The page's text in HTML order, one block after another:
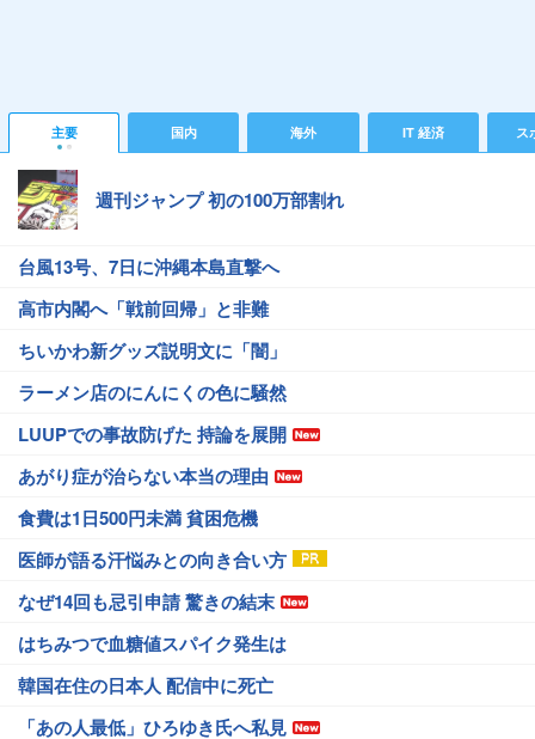
主要 国内 海外 IT 経済 ス
週刊ジャンプ 初の100万部割れ
台風13号、7日に沖縄本島直撃へ
高市内閣へ「戦前回帰」と非難
ちいかわ新グッズ説明文に「闇」
ラーメン店のにんにくの色に騒然
LUUPでの事故防げた 持論を展開
あがり症が治らない本当の理由
食費は1日500円未満 貧困危機
医師が語る汗悩みとの向き合い方
なぜ14回も忌引申請 驚きの結末
はちみつで血糖値スパイク発生は
韓国在住の日本人 配信中に死亡
「あの人最低」ひろゆき氏へ私見